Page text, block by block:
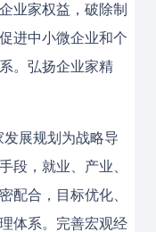
业家权益，破除制
进中小微企业和个
。弘扬企业家精
展规划为战略导
段，就业、产业、
配合，目标优化、
体系。完善宏观经